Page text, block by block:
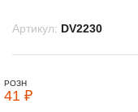
Артикул: DV2230
РОЗН
41 ₽